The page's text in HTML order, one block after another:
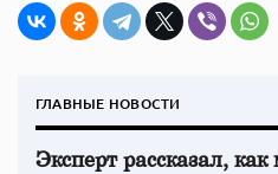
ГЛАВНЫЕ НОВОСТИ
Эксперт рассказал, как